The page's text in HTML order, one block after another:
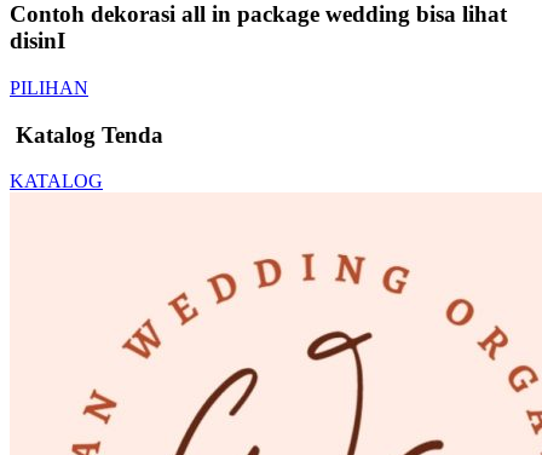
Contoh dekorasi all in package wedding bisa lihat
disinI
PILIHAN
️ Katalog Tenda
KATALOG